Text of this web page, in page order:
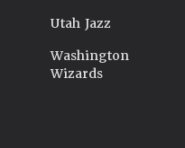
Utah Jazz
Washington
Wizards